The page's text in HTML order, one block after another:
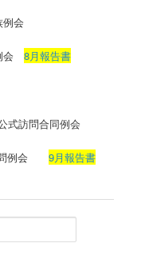
会
会8月報告書
訪問合同例会
問例会9月報告書